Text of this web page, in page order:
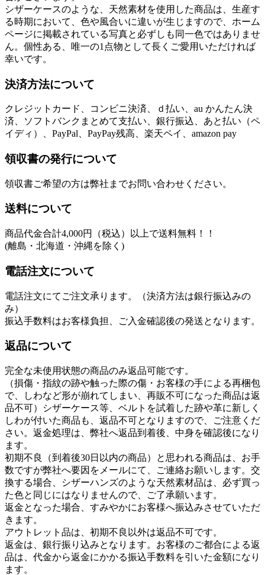
シザーケースのような、天然素材を使用した商品は、生産す
る時期において、色や風合いに違いが生じますので、ホーム
ページに掲載されている写真と必ずしも同一色ではありませ
ん。個性ある、唯一の1点物として長くご愛用いただければ
幸いです。
決済方法について
クレジットカード、コンビニ決済、ｄ払い、au かんたん決
済、ソフトバンクまとめて支払い、銀行振込、あと払い（ペ
イディ）、PayPal、PayPay残高、楽天ペイ、amazon pay
領収書の発行について
領収書ご希望の方は弊社までお問い合わせください。
送料について
商品代金合計4,000円（税込）以上で送料無料！！
(離島・北海道・沖縄を除く)
電話注文について
電話注文にてご注文承ります。（決済方法は銀行振込みの
み）
振込手数料はお客様負担、ご入金確認後の発送となります。
返品について
完全な未使用状態の商品のみ返品可能です。
（損傷・指紋の跡や触った際の傷・お客様の手による再梱包
で、しわなど形が崩れてしまい、再販不可になった商品は返
品不可）シザーケース等、ベルトを試着した跡や革に新しく
しわが付いた商品も、返品不可となりますので、ご注意くだ
さい。返金処理は、弊社へ返品到着後、中身を確認後になり
ます。
初期不良（到着後30日以内の商品）と思われる商品は、お手
数ですが弊社へ要因をメールにて、ご連絡お願いします。交
換する場合、シザーハンズのような天然素材品は、必ず買っ
た色と同じにはなりませんので、ご了承願います。
返金となった場合、すみやかにお客様へ振込みさせていただ
きます。
アウトレット品は、初期不良以外は返品不可です。
返金は、銀行振り込みとなります。お客様のご都合による返
品は、代金から返金にかかる振込手数料を引いた金額になり
ます。